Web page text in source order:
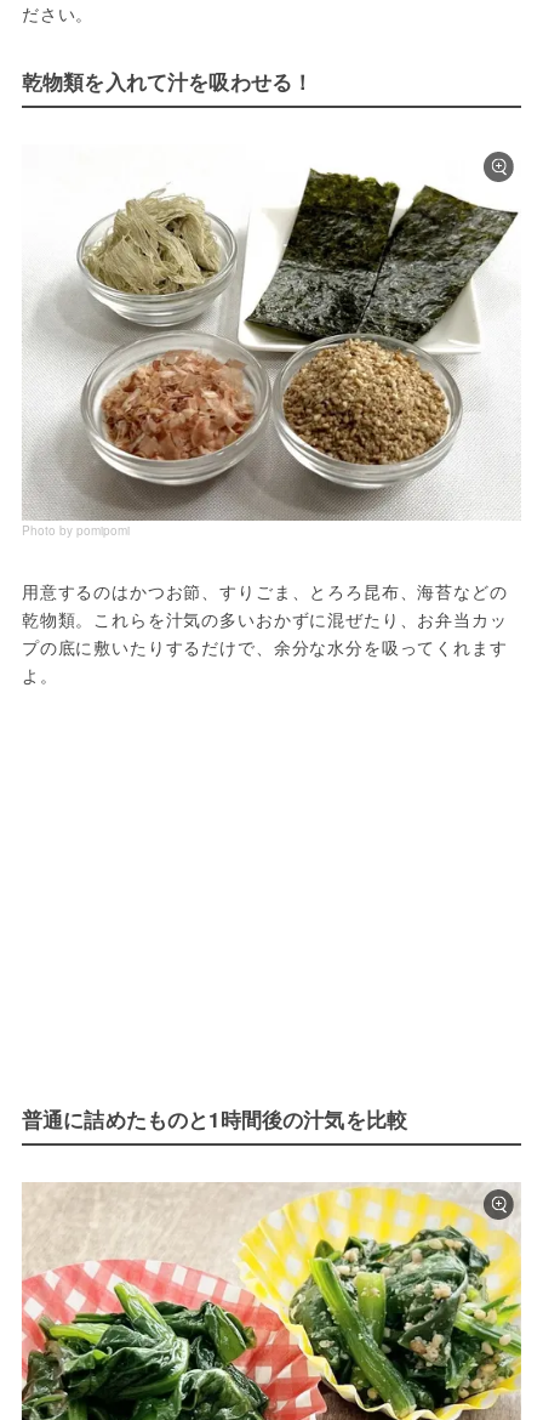
ださい。
乾物類を入れて汁を吸わせる！
Photo by pomipomi
用意するのはかつお節、すりごま、とろろ昆布、海苔などの
乾物類。これらを汁気の多いおかずに混ぜたり、お弁当カッ
プの底に敷いたりするだけで、余分な水分を吸ってくれます
よ。
普通に詰めたものと1時間後の汁気を比較